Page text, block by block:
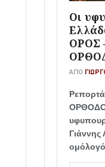
Οι
ΟΡΟΣ
ΑΠΌ
Γιάννης